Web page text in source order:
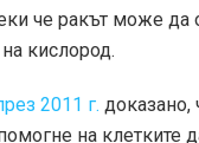
че ракът може
кислород.
2011 г. доказано,
на клетките